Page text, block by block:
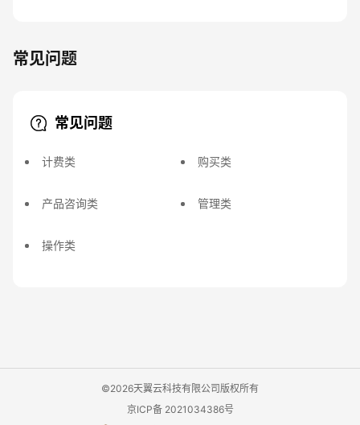
常见问题
常见问题
计费类 购买类
产品咨询类 管理类
操作类
©2026天翼云科技有限公司版权所有
京ICP备 2021034386号